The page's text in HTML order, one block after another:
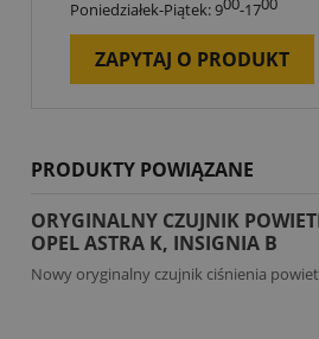
Poniedziałek-Piątek: 9
-17
ZAPYTAJ O PRODUKT
PRODUKTY POWIĄZANE
ORYGINALNY CZUJNIK
OPEL ASTRA K, INSIGNIA B
Nowy oryginalny czujnik ciśnienia